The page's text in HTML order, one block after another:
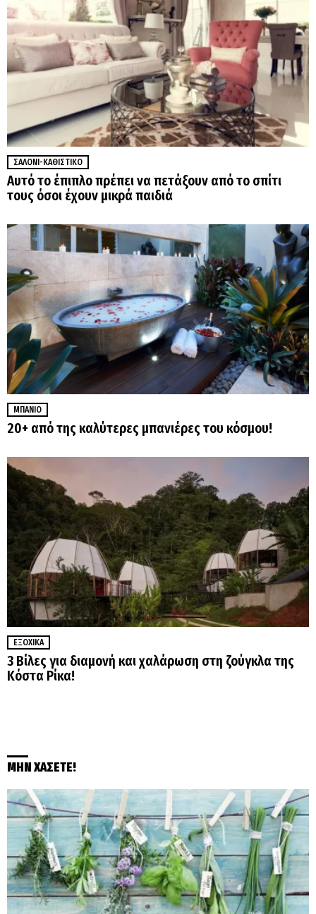
ΣΑΛΌΝΙ-ΚΑΘΙΣΤΙΚΌ
Αυτό το έπιπλο πρέπει να πετάξουν από το σπίτι
τους όσοι έχουν μικρά παιδιά
ΜΠΆΝΙΟ
20+ από της καλύτερες μπανιέρες του κόσμου!
ΕΞΟΧΙΚΆ
3 Βίλες για διαμονή και χαλάρωση στη ζούγκλα της
Κόστα Ρίκα!
ΜΗΝ ΧΑΣΕΤΕ!